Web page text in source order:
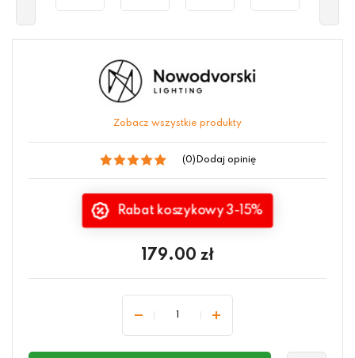
Zobacz wszystkie produkty
(0) Dodaj opinię
Rabat koszykowy 3-15%
179.00 zł